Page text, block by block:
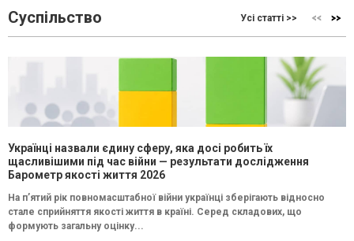
Суспільство Усі статті >>
Українці назвали єдину сферу, яка досі робить їх
щасливішими під час війни — результати дослідження
Барометр якості життя 2026
На п’ятий рік повномасштабної війни українці зберігають відносно
стале сприйняття якості життя в країні. Серед складових, що
формують загальну оцінку...